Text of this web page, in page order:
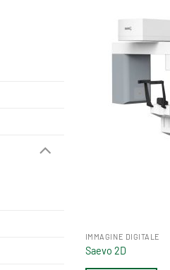
IMMAGINE DIGITALE
Saevo 2D